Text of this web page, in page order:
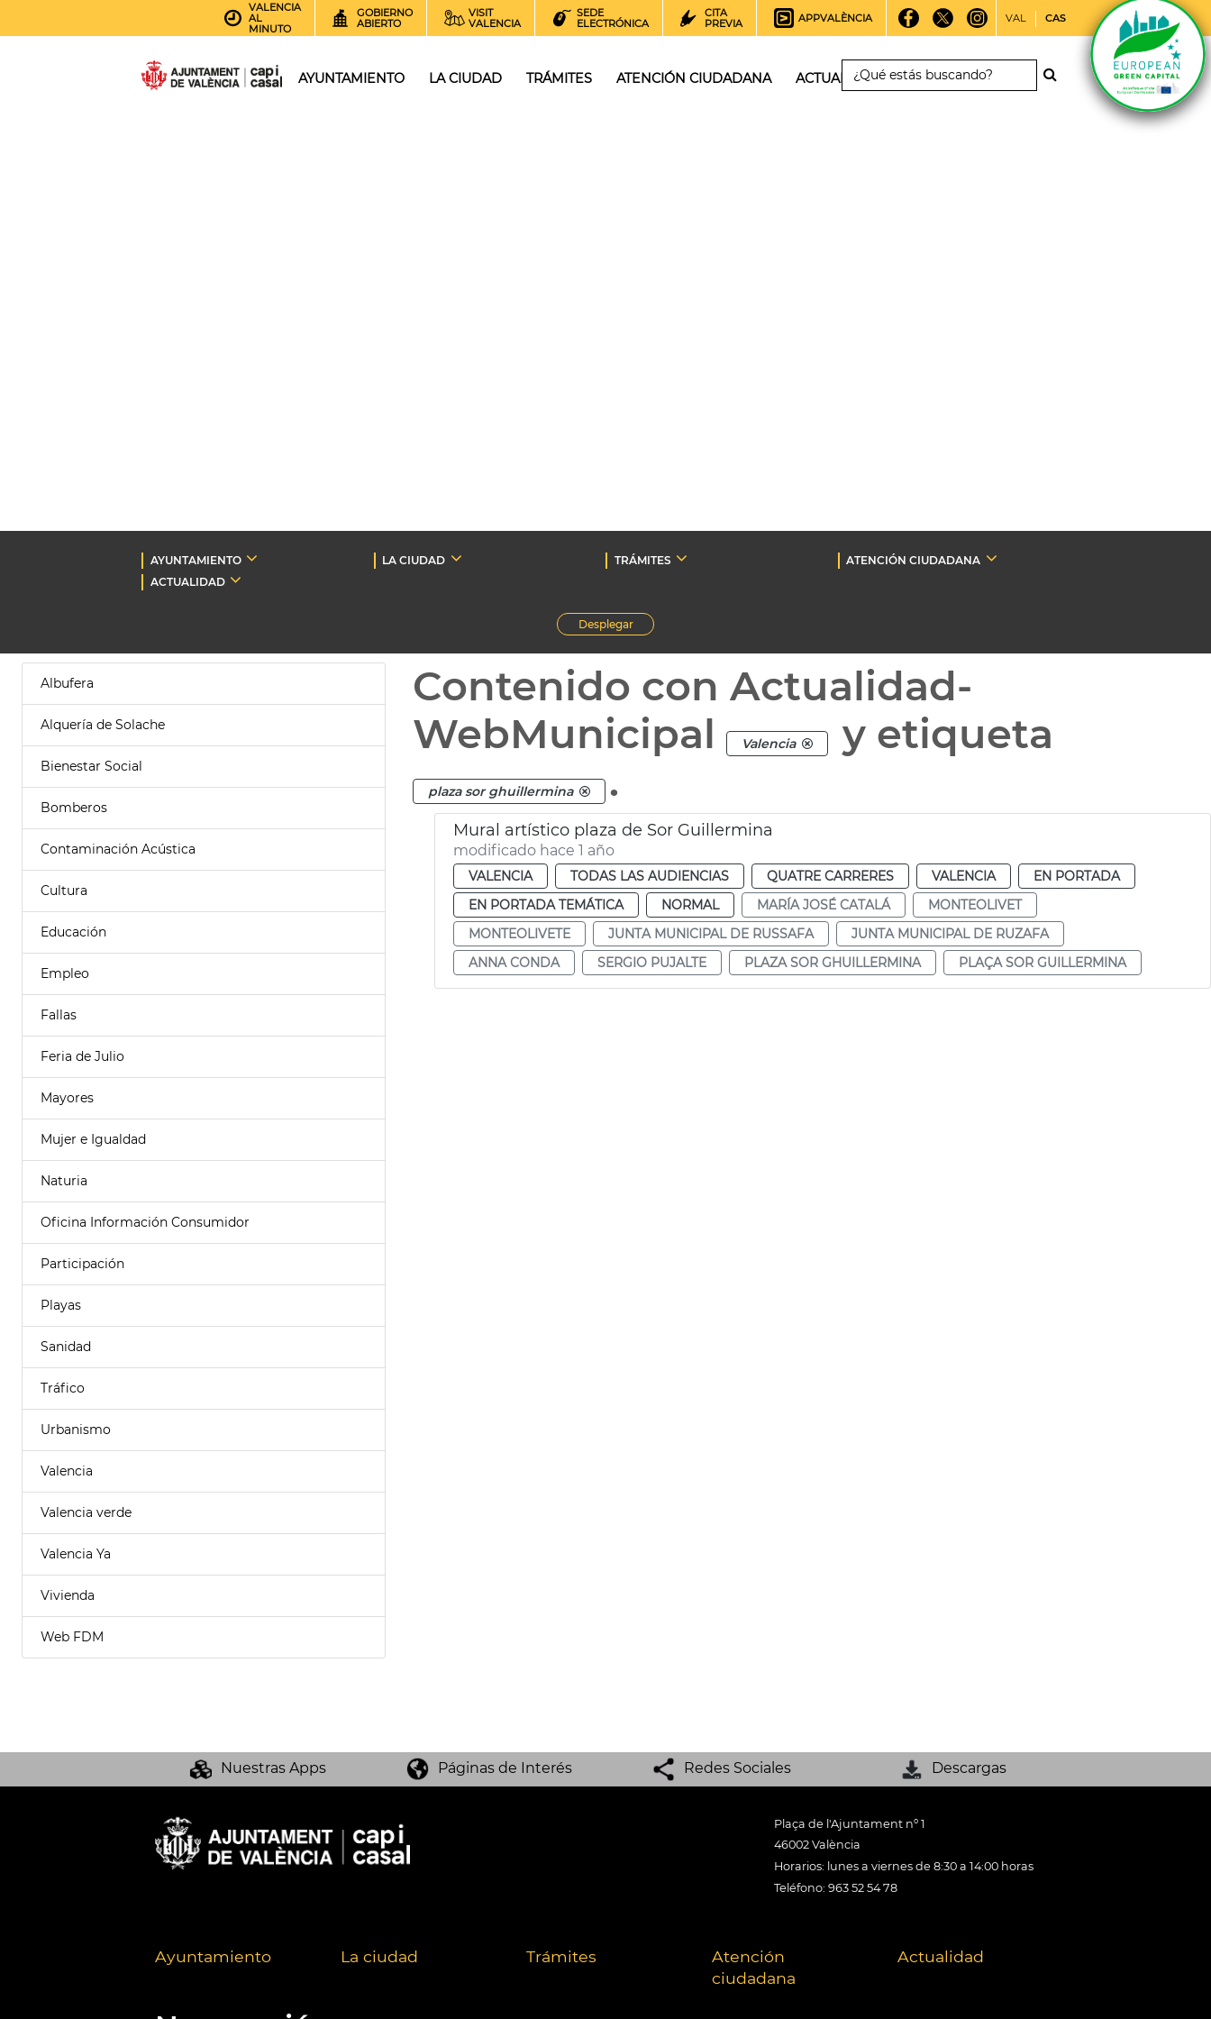
VALENCIA
AL
MINUTO
GOBIERNO
ABIERTO
VISIT
VALENCIA
SEDE
ELECTRÓNICA
CITA
PREVIA
APPVALÈNCIA VAL CAS
AYUNTAMIENTO LA CIUDAD TRÁMITES ATENCIÓN CIUDADANA ACTUALIDAD
AYUNTAMIENTO LA CIUDAD TRÁMITES
ATENCIÓN CIUDADANA
ACTUALIDAD
Desplegar
Albufera
Alquería de Solache
Bienestar Social
Bomberos
Contaminación Acústica
Cultura
Educación
Empleo
Fallas
Feria de Julio
Mayores
Mujer e Igualdad
Naturia
Oficina Información Consumidor
Participación
Playas
Sanidad
Tráfico
Urbanismo
Valencia
Valencia verde
Valencia Ya
Vivienda
Web FDM
Contenido con Actualidad-
WebMunicipal
Valencia y etiqueta
plaza sor ghuillermina .
Mural artístico plaza de Sor Guillermina
modificado hace 1 año
VALENCIA TODAS LAS AUDIENCIAS QUATRE CARRERES VALENCIA
EN PORTADA
EN PORTADA TEMÁTICA
NORMAL MARÍA JOSÉ CATALÁ
MONTEOLIVET
MONTEOLIVETE
JUNTA MUNICIPAL DE RUSSAFA
JUNTA MUNICIPAL DE RUZAFA
ANNA CONDA
SERGIO PUJALTE PLAZA SOR GHUILLERMINA PLAÇA SOR GUILLERMINA
Nuestras Apps Páginas de Interés Redes Sociales Descargas
Plaça de l'Ajuntament nº 1
46002 València
Horarios: lunes a viernes de 8:30 a 14:00 horas
Teléfono: 963 52 54 78
Ayuntamiento La ciudad Trámites
Atención
ciudadana
Actualidad